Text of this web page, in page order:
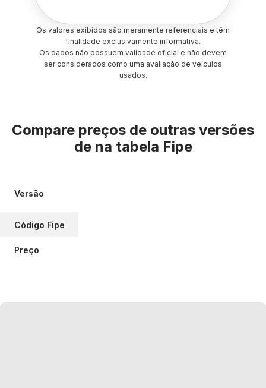
Os valores exibidos são meramente referenciais e têm
finalidade exclusivamente informativa.
Os dados não possuem validade oficial e não devem
ser considerados como uma avaliação de veículos
usados.
Compare preços de outras versões
de na tabela Fipe
Versão
Código Fipe
Preço